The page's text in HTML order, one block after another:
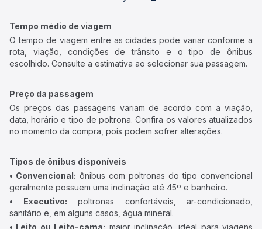
Tempo médio de viagem
O tempo de viagem entre as cidades pode variar conforme a
rota, viação, condições de trânsito e o tipo de ônibus
escolhido. Consulte a estimativa ao selecionar sua passagem.
Preço da passagem
Os preços das passagens variam de acordo com a viação,
data, horário e tipo de poltrona. Confira os valores atualizados
no momento da compra, pois podem sofrer alterações.
Tipos de ônibus disponíveis
• Convencional: ônibus com poltronas do tipo convencional
geralmente possuem uma inclinação até 45º e banheiro.
• Executivo: poltronas confortáveis, ar-condicionado,
sanitário e, em alguns casos, água mineral.
• Leito ou Leito-cama: maior inclinação, ideal para viagens